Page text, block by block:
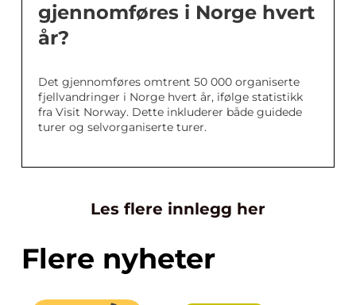
gjennomføres i Norge hvert
år?
Det gjennomføres omtrent 50 000 organiserte
fjellvandringer i Norge hvert år, ifølge statistikk
fra Visit Norway. Dette inkluderer både guidede
turer og selvorganiserte turer.
Les flere innlegg her
Flere nyheter